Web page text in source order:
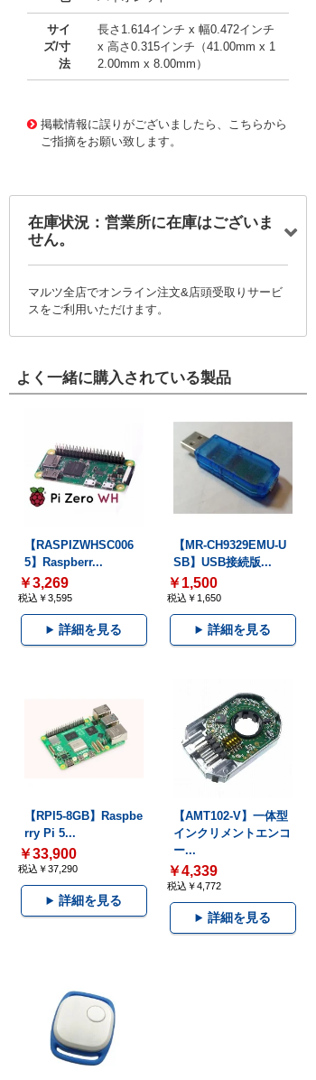
サイ
ズ/寸
法
長さ1.614インチ x 幅0.472インチ
x 高さ0.315インチ（41.00mm x 1
2.00mm x 8.00mm）
掲載情報に誤りがございましたら、こちらから
ご指摘をお願い致します。
在庫状況：営業所に在庫はございま
せん。
マルツ全店でオンライン注文&店頭受取りサービ
スをご利用いただけます。
よく一緒に購入されている製品
【RASPIZWHSC006
5】Raspberr...
￥3,269
税込￥3,595
詳細を見る
【MR-CH9329EMU-U
SB】USB接続版...
￥1,500
税込￥1,650
詳細を見る
【RPI5-8GB】Raspbe
rry Pi 5...
￥33,900
税込￥37,290
詳細を見る
【AMT102-V】一体型
インクリメントエンコ
ー...
￥4,339
税込￥4,772
詳細を見る